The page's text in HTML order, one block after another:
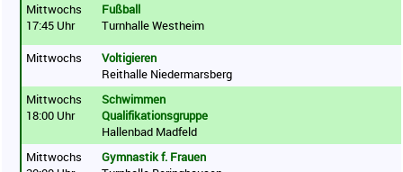
Mittwochs
17:45 Uhr
Fußball
Turnhalle Westheim
Mittwochs
Voltigieren
Reithalle Niedermarsberg
Mittwochs
18:00 Uhr
Schwimmen
Qualifikationsgruppe
Hallenbad Madfeld
Mittwochs
Gymnastik f. Frauen